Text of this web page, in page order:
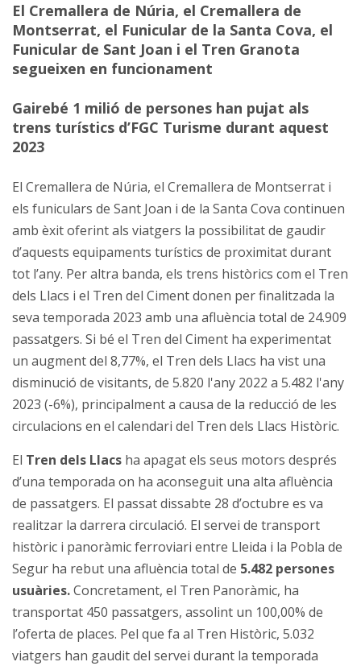
El Cremallera de Núria, el Cremallera de
Montserrat, el Funicular de la Santa Cova, el
Funicular de Sant Joan i el Tren Granota
segueixen en funcionament
Gairebé 1 milió de persones han pujat als
trens turístics d’FGC Turisme durant aquest
2023
El Cremallera de Núria, el Cremallera de Montserrat i
els funiculars de Sant Joan i de la Santa Cova continuen
amb èxit oferint als viatgers la possibilitat de gaudir
d’aquests equipaments turístics de proximitat durant
tot l’any. Per altra banda, els trens històrics com el Tren
dels Llacs i el Tren del Ciment donen per finalitzada la
seva temporada 2023 amb una afluència total de 24.909
passatgers. Si bé el Tren del Ciment ha experimentat
un augment del 8,77%, el Tren dels Llacs ha vist una
disminució de visitants, de 5.820 l'any 2022 a 5.482 l'any
2023 (-6%), principalment a causa de la reducció de les
circulacions en el calendari del Tren dels Llacs Històric.
El Tren dels Llacs ha apagat els seus motors després
d’una temporada on ha aconseguit una alta afluència
de passatgers. El passat dissabte 28 d’octubre es va
realitzar la darrera circulació. El servei de transport
històric i panoràmic ferroviari entre Lleida i la Pobla de
Segur ha rebut una afluència total de 5.482 persones
usuàries.Concretament, el Tren Panoràmic, ha
transportat 450 passatgers, assolint un 100,00% de
l’oferta de places. Pel que fa al Tren Històric, 5.032
viatgers han gaudit del servei durant la temporada